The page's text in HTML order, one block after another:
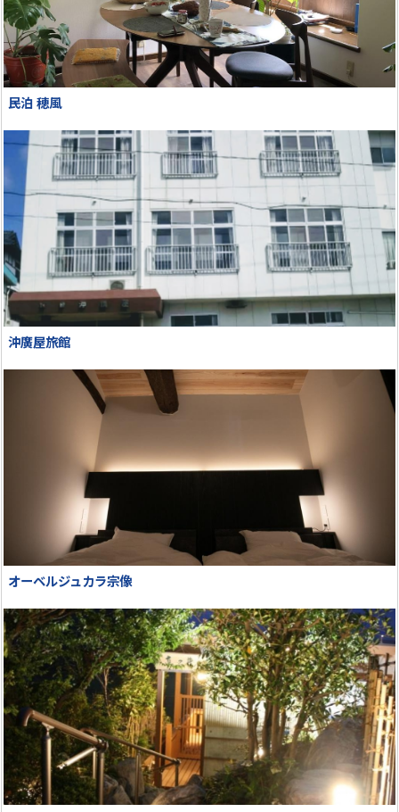
民泊 穂風
沖廣屋旅館
オーベルジュカラ宗像